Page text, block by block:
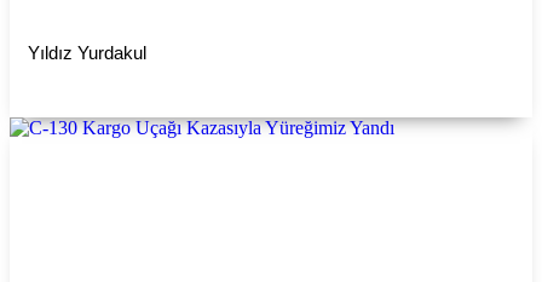
Yıldız Yurdakul